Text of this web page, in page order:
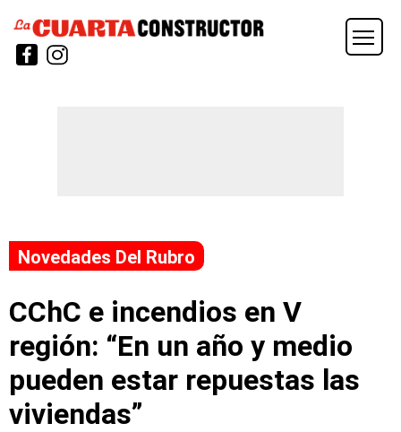
Novedades Del Rubro
CChC e incendios en V
región: “En un año y medio
pueden estar repuestas las
viviendas”